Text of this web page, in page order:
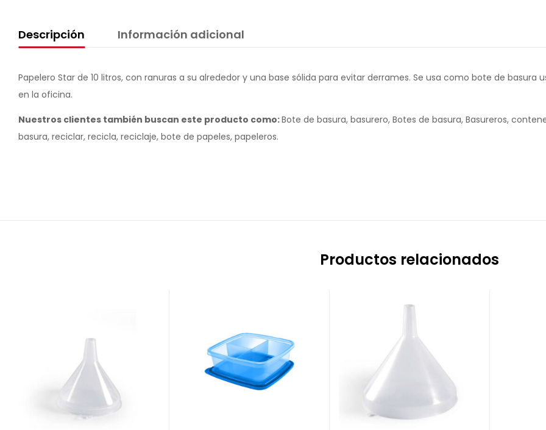
Descripción Información adicional
Papelero Star de 10 litros, con ranuras a su alrededor y una base sólida para evitar derrames. Se usa como bote de basura
en la oficina.
Nuestros clientes también buscan este producto como:Bote de basura, basurero, Botes de basura, Basureros,
basura, reciclar, recicla, reciclaje, bote de papeles, papeleros.
Productos relacionados